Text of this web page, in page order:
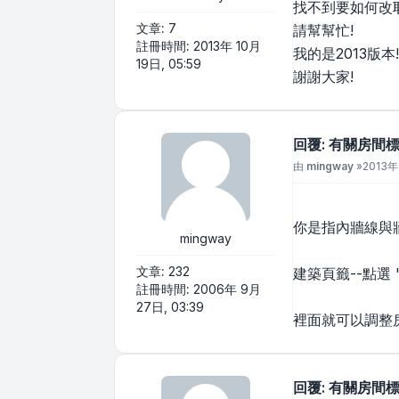
文章: 7
註冊時間: 2013年 10月
19日, 05:59
找不到要如何改
請幫幫忙!
我的是2013版本!
謝謝大家!
mingway
文章: 232
註冊時間: 2006年 9月
27日, 03:39
回覆: 有關房間
文章
由 mingway »2013
你是指內牆線與
建築頁籤--點選
裡面就可以調整
回覆: 有關房間